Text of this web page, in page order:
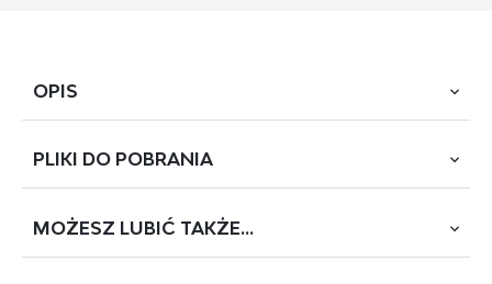
OPIS
wymiary: 120/60/75-120 cm, biurko z funkcją regulacji
malowana proszkow, kolory: blat - biały, stelaż - biały
PLIKI DO POBRANIA
B-53 B-54
MOŻESZ LUBIĆ TAKŻE...